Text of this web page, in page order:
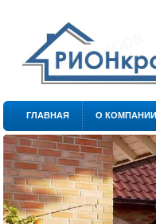
ГЛАВНАЯ О КОМПАНИИ